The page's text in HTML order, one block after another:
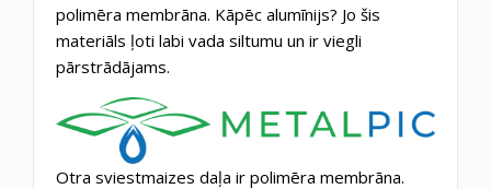
polimēra membrāna. Kāpēc alumīnijs? Jo šis
materiāls ļoti labi vada siltumu un ir viegli
pārstrādājams.
Otra sviestmaizes daļa ir polimēra membrāna.